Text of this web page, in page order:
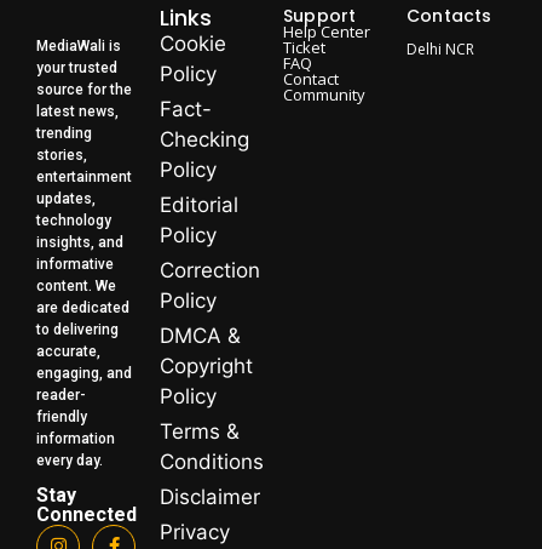
MediaWali is
your trusted
source for the
latest news,
trending
stories,
entertainment
updates,
technology
insights, and
informative
content. We
are dedicated
to delivering
accurate,
engaging, and
reader-
friendly
information
every day.
Stay
Connected
Links
Cookie
Policy
Fact-
Checking
Policy
Editorial
Policy
Correction
Policy
DMCA &
Copyright
Policy
Terms &
Conditions
Disclaimer
Privacy
Support
Help Center
Ticket
FAQ
Contact
Community
Contacts
Delhi NCR